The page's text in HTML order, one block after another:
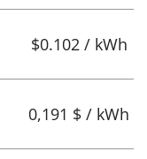
$0.102 / kWh
0,191 $ / kWh